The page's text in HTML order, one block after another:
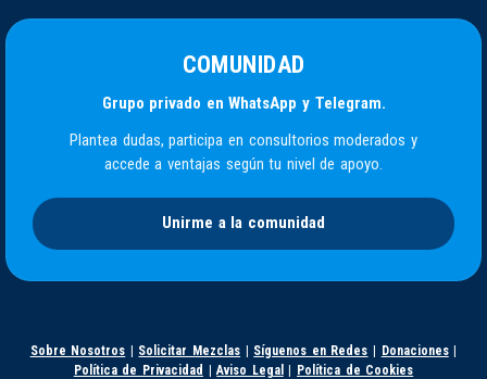
COMUNIDAD
Grupo privado en WhatsApp y Telegram.
Plantea dudas, participa en consultorios moderados y
accede a ventajas según tu nivel de apoyo.
Unirme a la comunidad
Sobre Nosotros | Solicitar Mezclas | Síguenos en Redes | Donaciones|
Política de Privacidad |Aviso Legal | Política de Cookies